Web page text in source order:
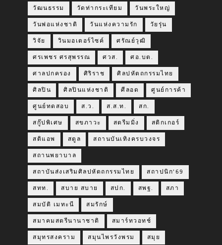
วัฒนธรรม วัดท่ากระเทียม วันพระใหญ่
วันพ่อแห่งชาติ วันแห่งความรัก วัยรุ่น
วิจัย วินมอเตอร์ไซค์ ศรัณย์วุฒิ
ศรเพชร ศรสุพรรณ ศวส. ศอ.บต.
ศาลปกครอง ศิริราช ศิลปหัตถกรรมไทย
ศิลปิน ศิลปินแห่งชาติ ศีลอด ศูนย์การค้า
ศูนย์ทดสอบ ส.ว. ส.ส.ท. สก.
สกู๊ปพิเศษ สขภาวะ สตรีมมิ่ง สติกเกอร์
สติแอพ สตูล สถานบันเทิงครบวงจร
สถานพยาบาล
สถาบันส่งเสริมศิลปหัตถกรรมไทย สถาปนิก’69
สทท. สบาย สบาย สปก. สพฐ. สภา
สมบัติ เมทะนี สมรักษ์
สมาคมสตรีนานาชาติ สมาร์ทวอทช์
สมุทรสงคราม สมุนไพรวังพรม สมุย